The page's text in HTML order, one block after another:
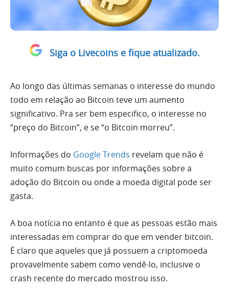
Siga o Livecoins e fique atualizado.
Ao longo das últimas semanas o interesse do mundo
todo em relação ao Bitcoin teve um aumento
significativo. Pra ser bem especifico, o interesse no
“preço do Bitcoin”, e se “o Bitcoin morreu”.
Informações do Google Trends revelam que não é
muito comum buscas por informações sobre a
adoção do Bitcoin ou onde a moeda digital pode ser
gasta.
A boa notícia no entanto é que as pessoas estão mais
interessadas em comprar do que em vender bitcoin.
É claro que aqueles que já possuem a criptomoeda
provavelmente sabem como vendê-lo, inclusive o
crash recente do mercado mostrou isso.